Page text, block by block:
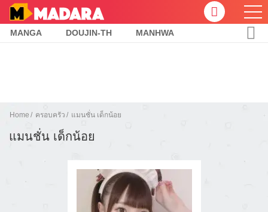
MANGA DOUJIN-TH MANHWA
Home ครอบครัว แมนชั่น เด็กน้อย
แมนชั่น เด็กน้อย